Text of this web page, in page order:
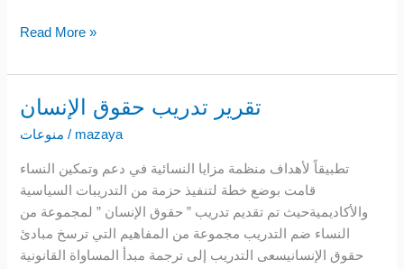
Read More »
تقرير تدريب حقوق الإنسان
منوعات / mazaya
تطبيقاً لأهداف منظمة مزايا النسائية في دعم وتمكين النساء
قامت بوضع خطة لتنفيذ حزمة من التدريبات السياسية
والأكاديميةحيث تم تقديم تدريب ” حقوق الإنسان ” لمجموعة من
النساء ضم التدريب مجموعة من المفاهيم التي ترسخ مبادئ
حقوق الإنسانيسعى التدريب إلى ترجمة مبدأ المساواة القانونية
تقرير
تدريب
حقوق
الإنسان